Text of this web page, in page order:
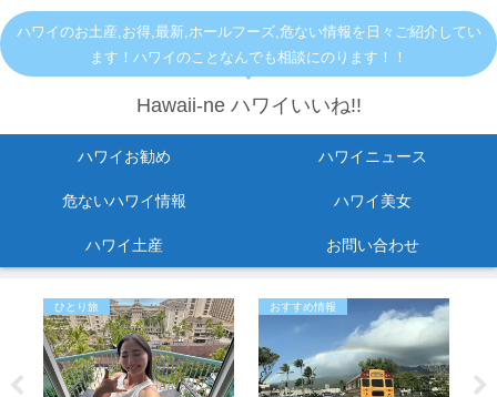
ハワイのお土産,お得,最新,ホールフーズ,危ない情報を日々ご紹介してい
ます！ハワイのことなんでも相談にのります！！
Hawaii-ne ハワイいいね!!
ハワイお勧め ハワイニュース
危ないハワイ情報 ハワイ美女
ハワイ土産 お問い合わせ
ひとり旅 おすすめ情報